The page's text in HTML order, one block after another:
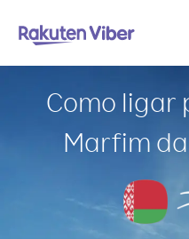
Como ligar
Marfim